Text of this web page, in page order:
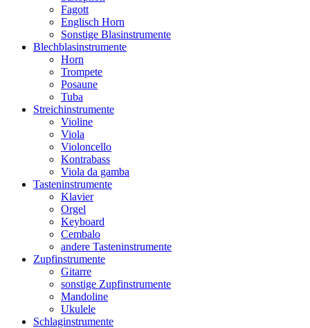
Fagott
Englisch Horn
Sonstige Blasinstrumente
Blechblasinstrumente
Horn
Trompete
Posaune
Tuba
Streichinstrumente
Violine
Viola
Violoncello
Kontrabass
Viola da gamba
Tasteninstrumente
Klavier
Orgel
Keyboard
Cembalo
andere Tasteninstrumente
Zupfinstrumente
Gitarre
sonstige Zupfinstrumente
Mandoline
Ukulele
Schlaginstrumente